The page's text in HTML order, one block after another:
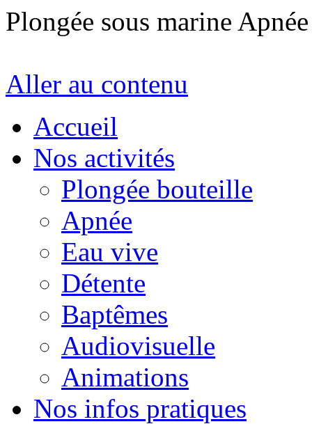
Plongée sous marine
Aller au contenu
Accueil
Nos activités
Plongée bouteille
Apnée
Eau vive
Détente
Baptêmes
Audiovisuelle
Animations
Nos infos pratiques